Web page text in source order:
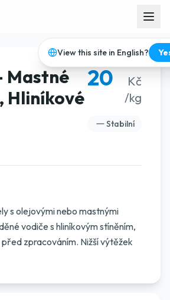
View this site in English?
Mastné
Hliníkové
20
Kč
/kg
Stabilní
s olejovými nebo mastnými
vodiče s hliníkovým stíněním,
zpracováním. Nižší výtěžek